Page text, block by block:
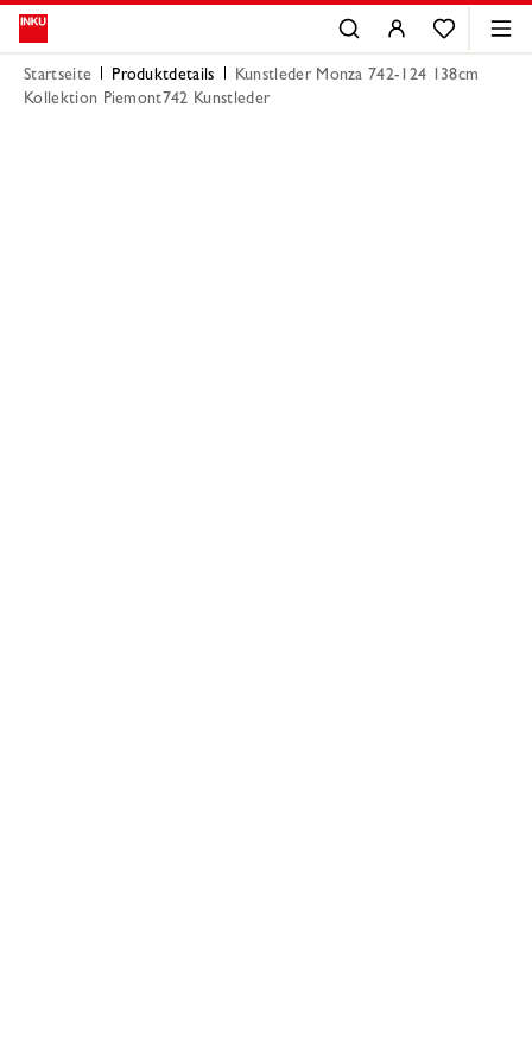
Startseite Produktdetails
Kunstleder Monza 742-124 138cm
Kollektion Piemont742 Kunstleder